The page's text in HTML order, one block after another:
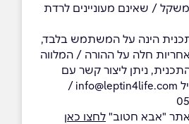
/ שאינם מעוניינים לרדת
הינה על המשתמש בלבד,
חלה על ההורה / המלווה
ניתן ליצור קשר עם
שירות הלקוחות במייל info@leptin4life.com /
"אבא חטוב" לחצו כאן